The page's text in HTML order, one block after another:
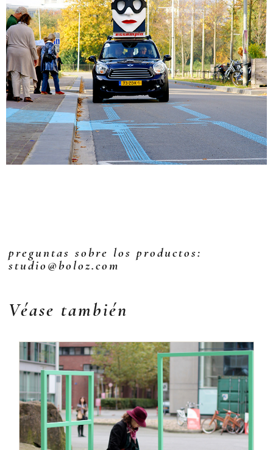
preguntas sobre los productos:
studio@boloz.com
Véase también